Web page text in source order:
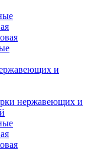
и
нержавеющих и